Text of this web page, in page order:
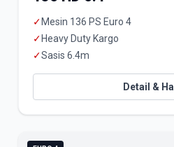
✓ Mesin 136 PS Euro 4
✓ Heavy Duty Kargo
✓Sasis 6.4m
Detail &